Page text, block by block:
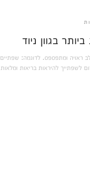
בגוון ניוד
ראויה ומתפספס. לדוגמה: שפתיים
לשפתייך להיראות בריאות ומלאות